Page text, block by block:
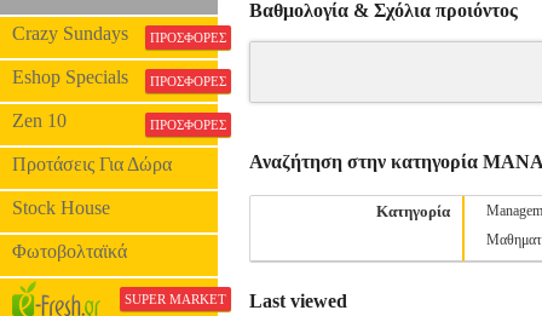
Crazy Sundays ΠΡΟΣΦΟΡΕΣ
Eshop Specials ΠΡΟΣΦΟΡΕΣ
Zen 10 ΠΡΟΣΦΟΡΕΣ
Προτάσεις Για Δώρα
Stock House
Φωτοβολταϊκά
SUPER MARKET
Βαθμολογία & Σχόλια προιόντος
Αναζήτηση στην κατηγορία
Κατηγορία
Last viewed